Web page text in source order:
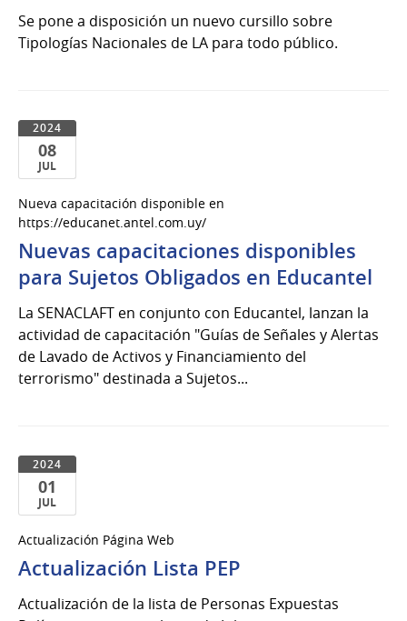
Se pone a disposición un nuevo cursillo sobre
Tipologías Nacionales de LA para todo público.
2024
08
JUL
de
Jul
del
2024
Nueva capacitación disponible en
https://educanet.antel.com.uy/
Nuevas capacitaciones disponibles
para Sujetos Obligados en Educantel
La SENACLAFT en conjunto con Educantel, lanzan la
actividad de capacitación "Guías de Señales y Alertas
de Lavado de Activos y Financiamiento del
terrorismo" destinada a Sujetos...
2024
01
JUL
de
Jul
2024
Actualización Página Web
Actualización Lista PEP
Actualización de la lista de Personas Expuestas